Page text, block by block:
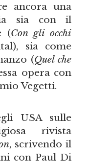
ancora una
sia con il
(Con gli occhi
sia come
(Quel che
opera con
Vegetti.
USA sulle
rivista
, scrivendo il
con Paul Di